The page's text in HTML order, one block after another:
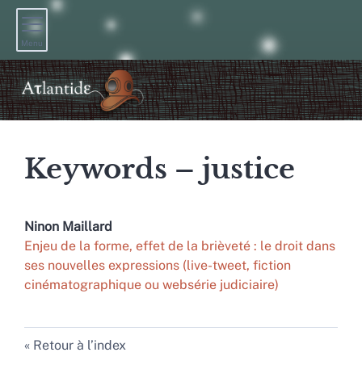
Menu
Keywords – justice
Ninon Maillard
Enjeu de la forme, effet de la brièveté : le droit dans
ses nouvelles expressions (live-tweet, fiction
cinématographique ou websérie judiciaire)
Retour à l’index